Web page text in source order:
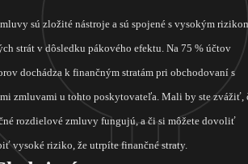
sú zložité nástroje a sú spojené s vysokým
strát v dôsledku pákového efektu. Na 75 % účtov
dochádza k finančným stratám pri obchodovaní s
zmluvami u tohto poskytovateľa. Mali by ste zvážiť,
rozdielové zmluvy fungujú, a či si môžete dovoliť
vysoké riziko, že utrpíte finančné straty.